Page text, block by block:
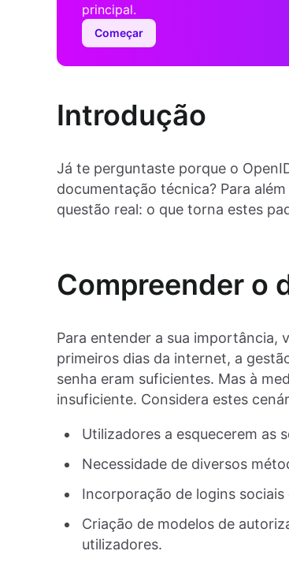
principal.
Começar
Introdução
Já te perguntaste porque o
documentação técnica? Para
questão real: o que torna estes
Compreender o
Para entender a sua importância,
primeiros dias da internet, a
senha eram suficientes. Mas à
insuficiente. Considera estes
Utilizadores a esquecerem as
Necessidade de diversos
Incorporação de logins
Criação de modelos de
utilizadores.